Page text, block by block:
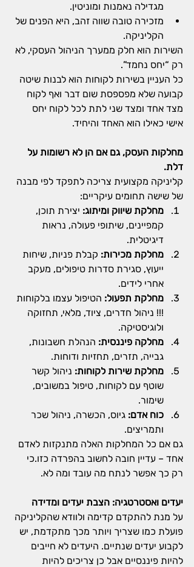
מגדילה נאמנות ומוניטין.
מזכירה טובה שווה זהב, היא הפנים של
הקליניקה.
השירות הוא חלק ממערך הניהול העסקי, לא
רק “יחס נחמד”.
כל העניין בשירות לקוחות הוא לבנות שיטה
קבועה שלא מפספסת שום דבר ואף לקוח
מצד אחד ומצד שני לתת לכל לקוח יחס
אישי כאילו הוא האחד והיחיד.
מחלקות העסק, גם אם הן לא רשומות על
דלת.
קליניקה מקצועית צריכה לתפקד לפי מבנה
של שישה תחומים עיקריים:
מחלקת שיווק ומיתוג: יצירת תוכן,
קמפיינים, שיתופי פעולה, נראות
דיגיטלית.
מחלקת מכירות: קבלת פניות, שיחות
ייעוץ, סגירת סדרות טיפולים, מעקב
אחרי לידים.
מחלקת תפעול: הטיפול עצמו בלקוחות
!!! ניהול חדרים, ציוד, מלאי, תחזוקה
ולוגיסטיקה.
מחלקה פיננסית: הנהלת חשבונות,
גבייה, תזרים, תחזיות ודוחות.
מחלקת שירות לקוחות: ניהול קשר
שוטף עם לקוחות, טיפול במשובים,
שימור.
כוח אדם: גיוס, הכשרה, ניהול שכר
ותמריצים.
גם אם כל המחלקות האלה מתנקזות לאדם
אחד – עדיין חובה לחשוב בהפרדה כזו.כי
רק כך אפשר לנתח מה עובד ומה לא.
יעדים ואסטרטגיה: הצבת יעדים ומדידה
על מנת להתקדם קדימה ולוודא שהקליניקה
פועלת כמו שצריך ויותר מכך מתקדמת, יש
לקבוע יעדים שנתיים. היעדים לא חייבים
להיות פיננסיים אבל כן צריכים להיות